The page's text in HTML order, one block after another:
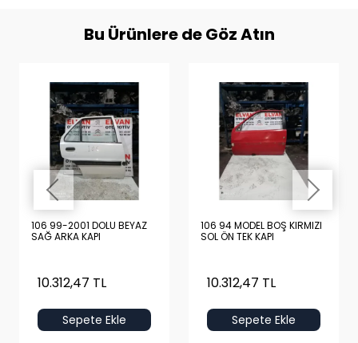
Bu Ürünlere de Göz Atın
106 99-2001 DOLU BEYAZ
SAĞ ARKA KAPI
10.312,47 TL
Sepete Ekle
106 94 MODEL BOŞ KIRMIZI
SOL ÖN TEK KAPI
10.312,47 TL
Sepete Ekle